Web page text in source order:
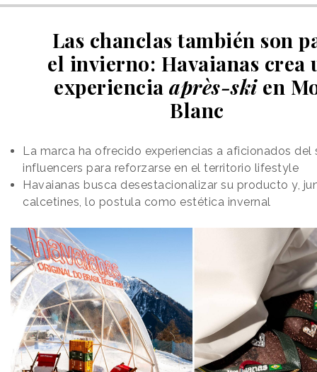
Las chanclas también son
el invierno: Havaianas crea
experienciaaprès-skien
Blanc
La marca ha ofrecido experiencias a aficionados del
influencers para reforzarse en el territorio lifestyle
Havaianas busca desestacionalizar su producto y,
calcetines, lo postula como estética invernal